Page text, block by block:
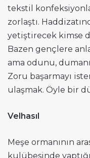
tekstil
zorlaştı.
yetiştirecek kimse
Bazen gençlere
ama odunu,
Zoru başarmayı
ulaşmak. Öyle bir
Velhasıl
Meşe ormanının
kulübesinde